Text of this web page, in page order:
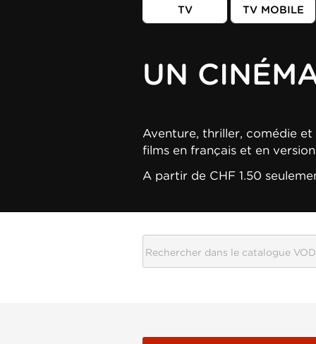
TV TV MOBILE
UN
Aventure, thriller, comédie
films en français et en
A partir de CHF 1.50